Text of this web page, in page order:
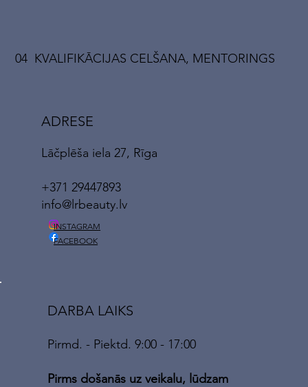
04 KVALIFIKĀCIJAS CELŠANA, MENTORINGS
ADRESE
Lāčplēša iela 27, Rīga
+371 29447893
info@lrbeauty.lv
INSTAGRAM
FACEBOOK
DARBA LAIKS
Pirmd. - Piektd. 9:00 - 17:00
Pirms došanās uz veikalu, lūdzam